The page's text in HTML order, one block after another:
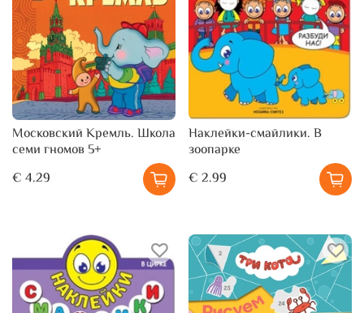
Московский Кремль. Школа
семи гномов 5+
€ 4.29
Наклейки-смайлики. В
зоопарке
€ 2.99